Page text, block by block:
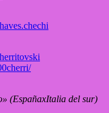
(EspañaxItalia del sur)